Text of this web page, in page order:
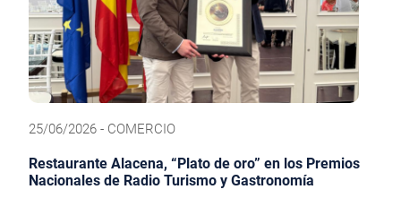
25/06/2026 - COMERCIO
Restaurante Alacena, “Plato de oro” en los Premios
Nacionales de Radio Turismo y Gastronomía